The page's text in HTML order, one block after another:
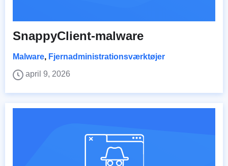
SnappyClient-malware
Malware, Fjernadministrationsværktøjer
april 9, 2026